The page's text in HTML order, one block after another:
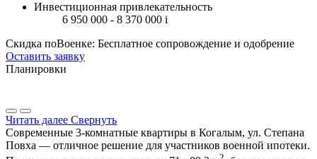
Инвестиционная привлекательность
6 950 000 - 8 370 000 i
Скидка поВоенке: Бесплатное сопровождение и одобрение
Оставить заявку
Планировки
Читать далее Свернуть
Современные 3-комнатные квартиры в Когалым, ул. Степана
Повха — отличное решение для участников военной ипотеки.